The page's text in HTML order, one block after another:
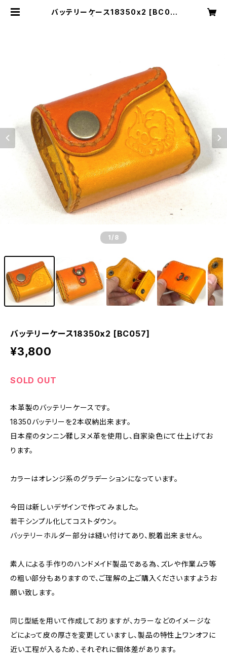
バッテリーケース18350x2 [BC05
1 /8
バッテリーケース18350x2 [BC057]
¥3,800
SOLD OUT
本革製のバッテリーケースです。
18350バッテリーを2本収納出来ます。
日本産のタンニン鞣しヌメ革を使用し、自家染色にて仕上げてお
ります。
カラーはオレンジ系のグラデーションになっています。
今回は新しいデザインで作ってみました。
若干シンプル化してコストダウン。
バッテリーホルダー部分は縫い付けてあり、脱着出来ません。
素人による手作りのハンドメイド製品である為、ズレや作業ムラ等
の粗い部分もありますので、ご理解の上ご購入くださいますようお
願い致します。
同じ型紙を用いて作成しておりますが、カラーなどのイメージな
どによって皮の厚さを変更していますし、製品の特性上ワンオフに
近い工程が入るため、それぞれに個体差があります。